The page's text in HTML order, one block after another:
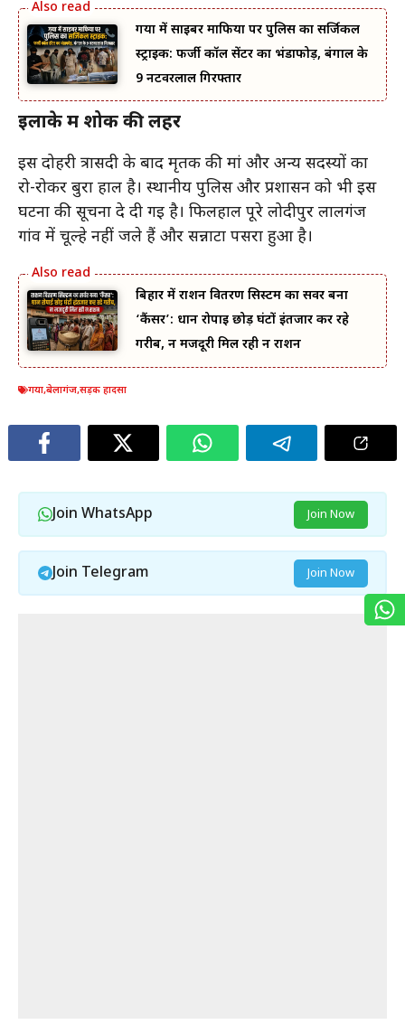
गया में साइबर माफिया पर पुलिस का सर्जिकल
स्ट्राइक: फर्जी कॉल सेंटर का भंडाफोड़, बंगाल के
9 नटवरलाल गिरफ्तार
इलाके में शोक की लहर
इस दोहरी त्रासदी के बाद मृतक की मां और अन्य सदस्यों का
रो-रोकर बुरा हाल है। स्थानीय पुलिस और प्रशासन को भी इस
घटना की सूचना दे दी गई है। फिलहाल पूरे लोदीपुर लालगंज
गांव में चूल्हे नहीं जले हैं और सन्नाटा पसरा हुआ है।
बिहार में राशन वितरण सिस्टम का सर्वर बना
‘कैंसर’: धान रोपाई छोड़ घंटों इंतजार कर रहे
गरीब, न मजदूरी मिल रही न राशन
गया,बेलागंज,सड़क हादसा
Join WhatsApp Join Now
Join Telegram Join Now